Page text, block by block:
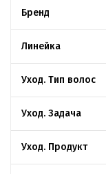
Бренд
Линейка
Уход. Тип волос
Уход. Задача
Уход. Продукт